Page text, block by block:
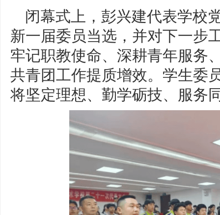
闭幕式上，彭兴建代表学校
新一届委员当选，并对下一步
牢记职教使命、深耕青年服务
共青团工作提质增效。学生委
将坚定理想、勤学砺技、服务